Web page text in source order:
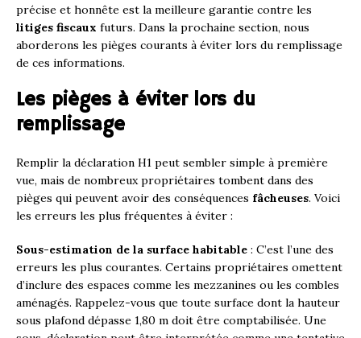
précise et honnête est la meilleure garantie contre les
litiges fiscaux futurs. Dans la prochaine section, nous
aborderons les pièges courants à éviter lors du remplissage
de ces informations.
Les pièges à éviter lors du
remplissage
Remplir la déclaration H1 peut sembler simple à première
vue, mais de nombreux propriétaires tombent dans des
pièges qui peuvent avoir des conséquences fâcheuses. Voici
les erreurs les plus fréquentes à éviter :
Sous-estimation de la surface habitable : C’est l’une des
erreurs les plus courantes. Certains propriétaires omettent
d’inclure des espaces comme les mezzanines ou les combles
aménagés. Rappelez-vous que toute surface dont la hauteur
sous plafond dépasse 1,80 m doit être comptabilisée. Une